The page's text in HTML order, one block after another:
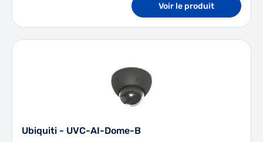
Voir le produit
Ubiquiti - UVC-AI-Dome-B